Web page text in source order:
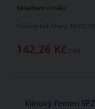
Skladem v Itálii
Můžete mít: Úterý
142,26 Kč / ks
klínový řemen